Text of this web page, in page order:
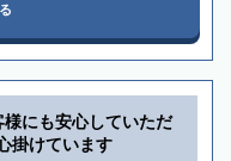
様にも安心していただ
掛けています